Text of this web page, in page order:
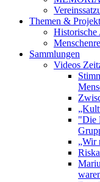
Themen &
Historische
Sammlungen
Videos
"Die
„Wir